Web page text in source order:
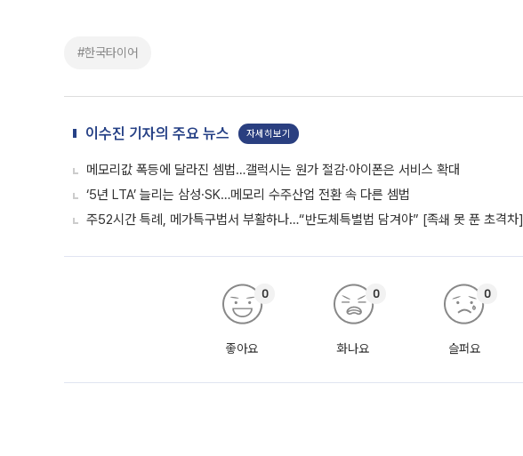
#한국타이어
이수진 기자의 주요 뉴스 자세히보기
메모리값 폭등에 달라진 셈법…갤럭시는 원가 절감·아이폰은 서비스 확대
‘5년 LTA’ 늘리는 삼성·SK…메모리 수주산업 전환 속 다른 셈법
주52시간 특례, 메가특구법서 부활하나…“반도체특별법 담겨야” [족쇄 못 푼 초격차]
좋아요
0
화나요
0
슬퍼요
0